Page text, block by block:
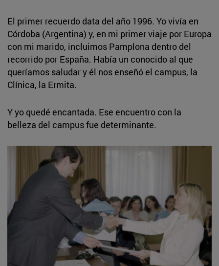
El primer recuerdo data del año 1996. Yo vivía en
Córdoba (Argentina) y, en mi primer viaje por Europa
con mi marido, incluimos Pamplona dentro del
recorrido por España. Había un conocido al que
queríamos saludar y él nos enseñó el campus, la
Clínica, la Ermita.
Y yo quedé encantada. Ese encuentro con la
belleza del campus fue determinante.